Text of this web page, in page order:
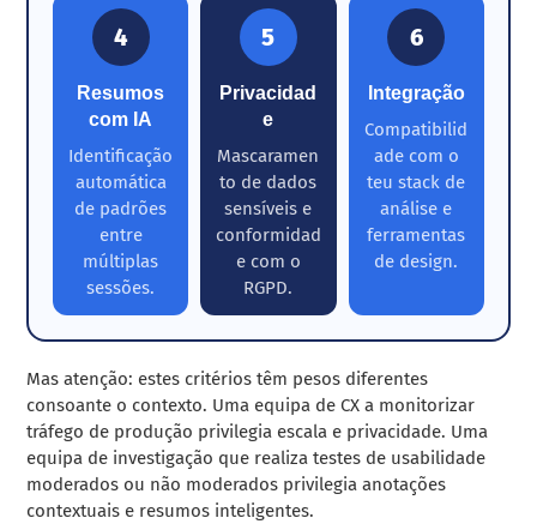
4
Resumos
com IA
Identificação
automática
de padrões
entre
múltiplas
sessões.
5
Privacidad
e
Mascaramen
to de dados
sensíveis e
conformidad
e com o
RGPD.
6
Integração
Compatibilid
ade com o
teu stack de
análise e
ferramentas
de design.
Mas atenção: estes critérios têm pesos diferentes
consoante o contexto. Uma equipa de CX a monitorizar
tráfego de produção privilegia escala e privacidade. Uma
equipa de investigação que realiza testes de usabilidade
moderados ou não moderados privilegia anotações
contextuais e resumos inteligentes.